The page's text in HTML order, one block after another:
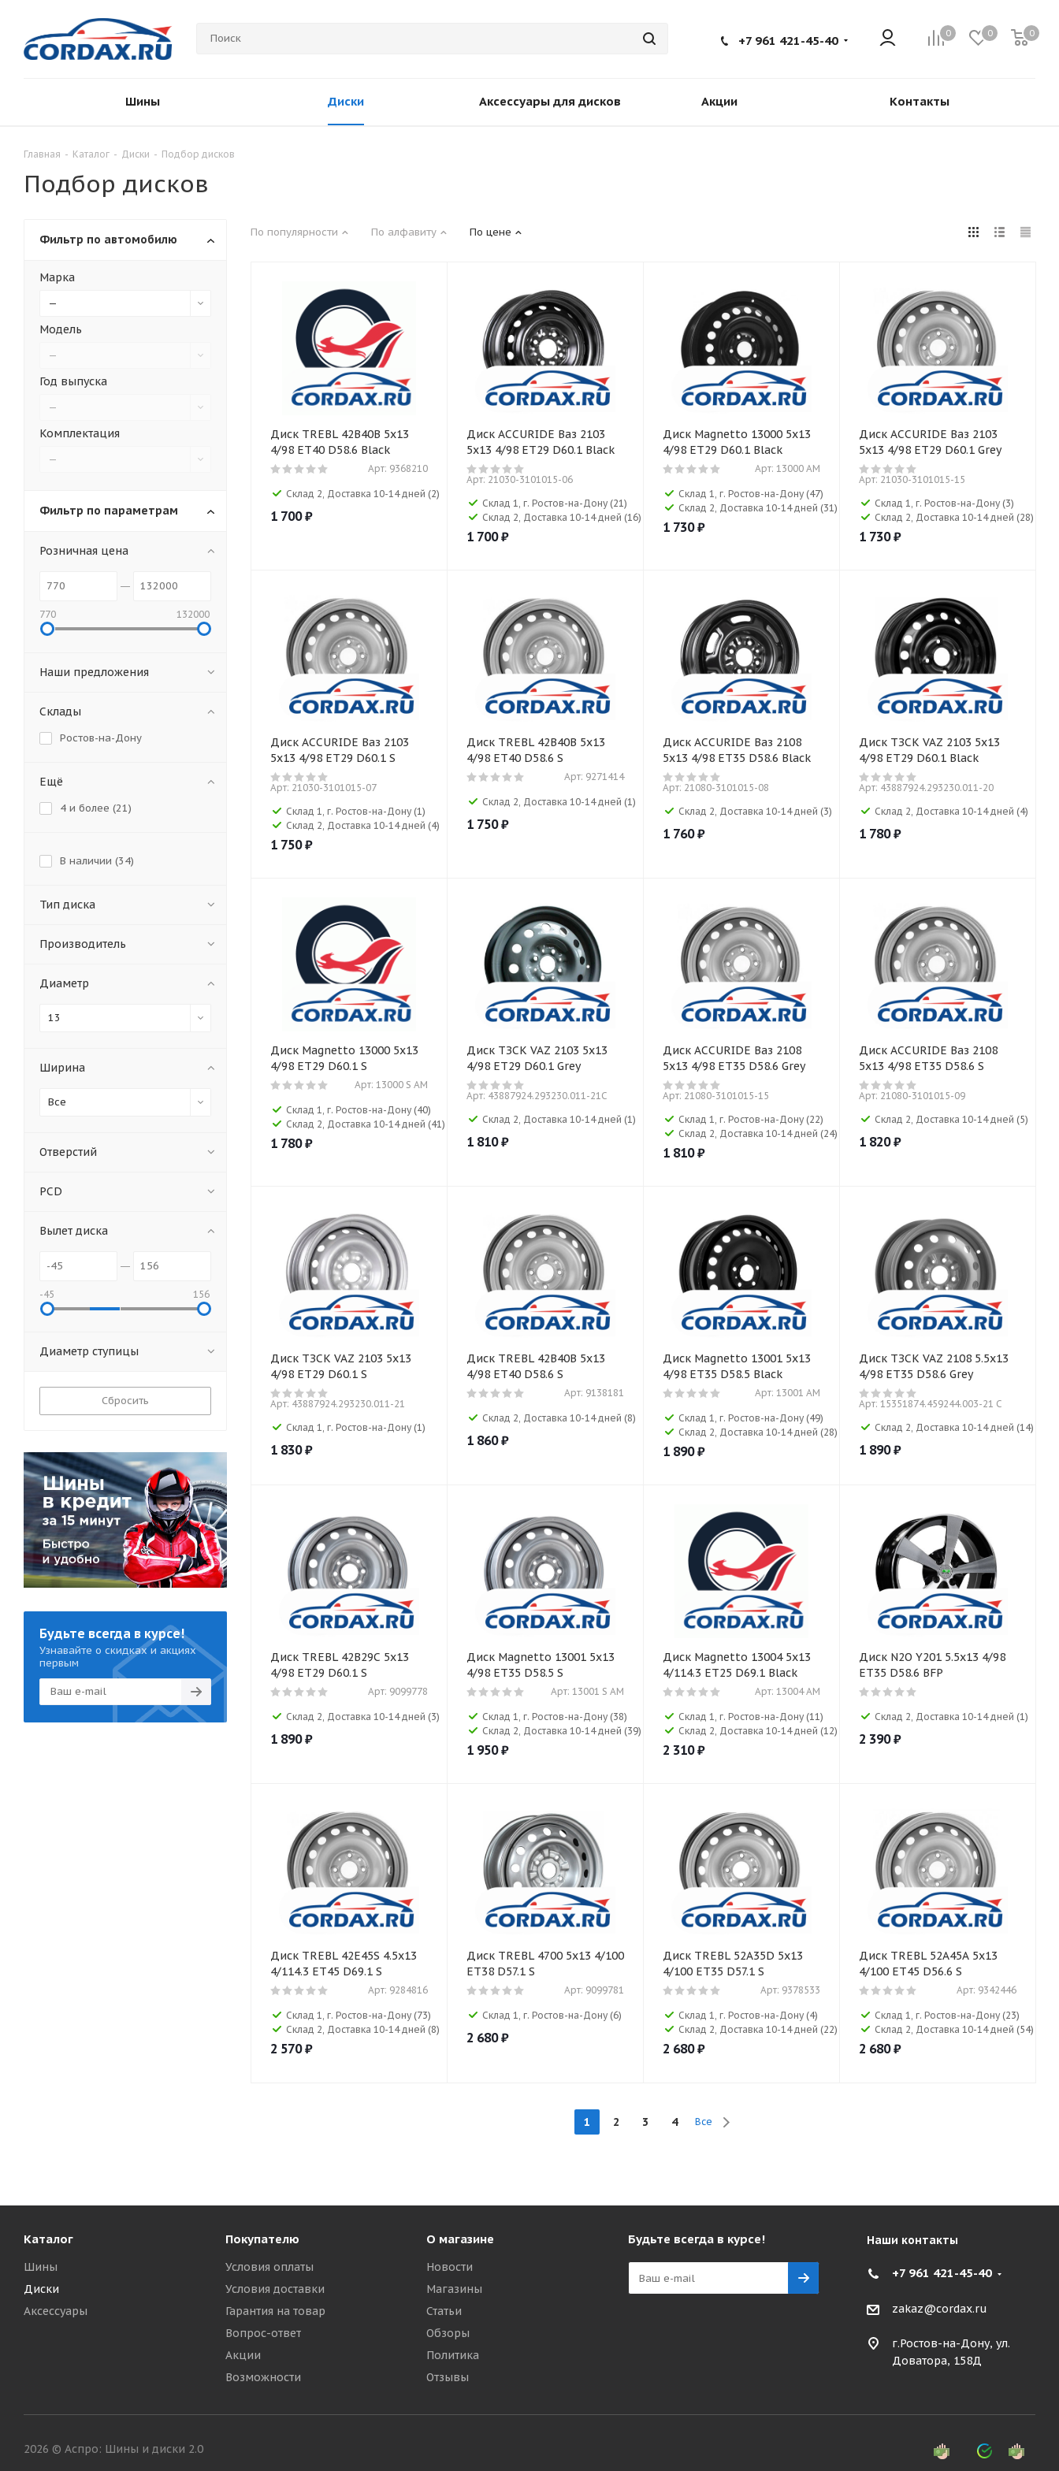
0 0 0
+7 961 421-45-40
Шины Диски Аксессуары для дисков Акции Контакты
Главная - Каталог - Диски - Подбор дисков
Подбор дисков
По популярности По алфавиту По цене
Диск TREBL 42B40B 5x13
4/98 ET40 D58.6 Black
Арт: 9368210
Склад 2, Доставка 10-14 дней (2)
1 700₽
Диск ACCURIDE Ваз 2103
5x13 4/98 ET29 D60.1 Black
Арт: 21030-3101015-06
Склад 1, г. Ростов-на-Дону (21)
Склад 2, Доставка 10-14 дней (16)
1 700₽
Диск Magnetto 13000 5x13
4/98 ET29 D60.1 Black
Арт: 13000 AM
Склад 1, г. Ростов-на-Дону (47)
Склад 2, Доставка 10-14 дней (31)
1 730₽
Диск ACCURIDE Ваз 2103
5x13 4/98 ET29 D60.1 Grey
Арт: 21030-3101015-15
Склад 1, г. Ростов-на-Дону (3)
Склад 2, Доставка 10-14 дней (28)
1 730₽
Диск ACCURIDE Ваз 2103
5x13 4/98 ET29 D60.1 S
Арт: 21030-3101015-07
Склад 1, г. Ростов-на-Дону (1)
Склад 2, Доставка 10-14 дней (4)
1 750₽
Диск TREBL 42B40B 5x13
4/98 ET40 D58.6 S
Арт: 9271414
Склад 2, Доставка 10-14 дней (1)
1 750₽
Диск ACCURIDE Ваз 2108
5x13 4/98 ET35 D58.6 Black
Арт: 21080-3101015-08
Склад 2, Доставка 10-14 дней (3)
1 760₽
Диск ТЗСК VAZ 2103 5x13
4/98 ET29 D60.1 Black
Арт: 43887924.293230.011-20
Склад 2, Доставка 10-14 дней (4)
1 780₽
Диск Magnetto 13000 5x13
4/98 ET29 D60.1 S
Арт: 13000 S AM
Склад 1, г. Ростов-на-Дону (40)
Склад 2, Доставка 10-14 дней (41)
1 780₽
Диск ТЗСК VAZ 2103 5x13
4/98 ET29 D60.1 Grey
Арт: 43887924.293230.011-21C
Склад 2, Доставка 10-14 дней (1)
1 810₽
Диск ACCURIDE Ваз 2108
5x13 4/98 ET35 D58.6 Grey
Арт: 21080-3101015-15
Склад 1, г. Ростов-на-Дону (22)
Склад 2, Доставка 10-14 дней (24)
1 810₽
Диск ACCURIDE Ваз 2108
5x13 4/98 ET35 D58.6 S
Арт: 21080-3101015-09
Склад 2, Доставка 10-14 дней (5)
1 820₽
Диск ТЗСК VAZ 2103 5x13
4/98 ET29 D60.1 S
Арт: 43887924.293230.011-21
Склад 1, г. Ростов-на-Дону (1)
1 830₽
Диск TREBL 42B40B 5x13
4/98 ET40 D58.6 S
Арт: 9138181
Склад 2, Доставка 10-14 дней (8)
1 860₽
Диск Magnetto 13001 5x13
4/98 ET35 D58.5 Black
Арт: 13001 AM
Склад 1, г. Ростов-на-Дону (49)
Склад 2, Доставка 10-14 дней (28)
1 890₽
Диск ТЗСК VAZ 2108 5.5x13
4/98 ET35 D58.6 Grey
Арт: 15351874.459244.003-21 С
Склад 2, Доставка 10-14 дней (14)
1 890₽
Диск TREBL 42B29C 5x13
4/98 ET29 D60.1 S
Арт: 9099778
Склад 2, Доставка 10-14 дней (3)
1 890₽
Диск Magnetto 13001 5x13
4/98 ET35 D58.5 S
Арт: 13001 S AM
Склад 1, г. Ростов-на-Дону (38)
Склад 2, Доставка 10-14 дней (39)
1 950₽
Диск Magnetto 13004 5x13
4/114.3 ET25 D69.1 Black
Арт: 13004 AM
Склад 1, г. Ростов-на-Дону (11)
Склад 2, Доставка 10-14 дней (12)
2 310₽
Диск N2O Y201 5.5x13 4/98
ET35 D58.6 BFP
Склад 2, Доставка 10-14 дней (1)
2 390₽
Диск TREBL 42E45S 4.5x13
4/114.3 ET45 D69.1 S
Арт: 9284816
Склад 1, г. Ростов-на-Дону (73)
Склад 2, Доставка 10-14 дней (8)
2 570₽
Диск TREBL 4700 5x13 4/100
ET38 D57.1 S
Арт: 9099781
Склад 1, г. Ростов-на-Дону (6)
2 680₽
Диск TREBL 52A35D 5x13
4/100 ET35 D57.1 S
Арт: 9378533
Склад 1, г. Ростов-на-Дону (4)
Склад 2, Доставка 10-14 дней (22)
2 680₽
Диск TREBL 52A45A 5x13
4/100 ET45 D56.6 S
Арт: 9342446
Склад 1, г. Ростов-на-Дону (23)
Склад 2, Доставка 10-14 дней (54)
2 680₽
1 2 3 4 Все
Фильтр по автомобилю
Марка
—
Модель
—
Год выпуска
—
Комплектация
—
Фильтр по параметрам
Розничная цена
770 132000
Наши предложения
Склады
Ростов-на-Дону
Ещё
4 и более (21)
В наличии (34)
Тип диска
Производитель
Диаметр
13
Ширина
Все
Отверстий
PCD
Вылет диска
-45 156
Диаметр ступицы
Сбросить
Будьте всегда в курсе!
Узнавайте о скидках и акциях
первым
Каталог
Шины
Диски
Аксессуары
Покупателю
Условия оплаты
Условия доставки
Гарантия на товар
Вопрос-ответ
Акции
Возможности
О магазине
Новости
Магазины
Статьи
Обзоры
Политика
Отзывы
Будьте всегда в курсе! Наши контакты
+7 961 421-45-40
zakaz@cordax.ru
г.Ростов-на-Дону, ул.
Доватора, 158Д
2026 © Аспро: Шины и диски 2.0